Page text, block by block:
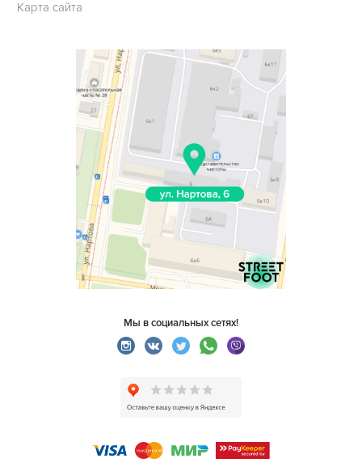
Карта сайта
Мы в социальных сетях!